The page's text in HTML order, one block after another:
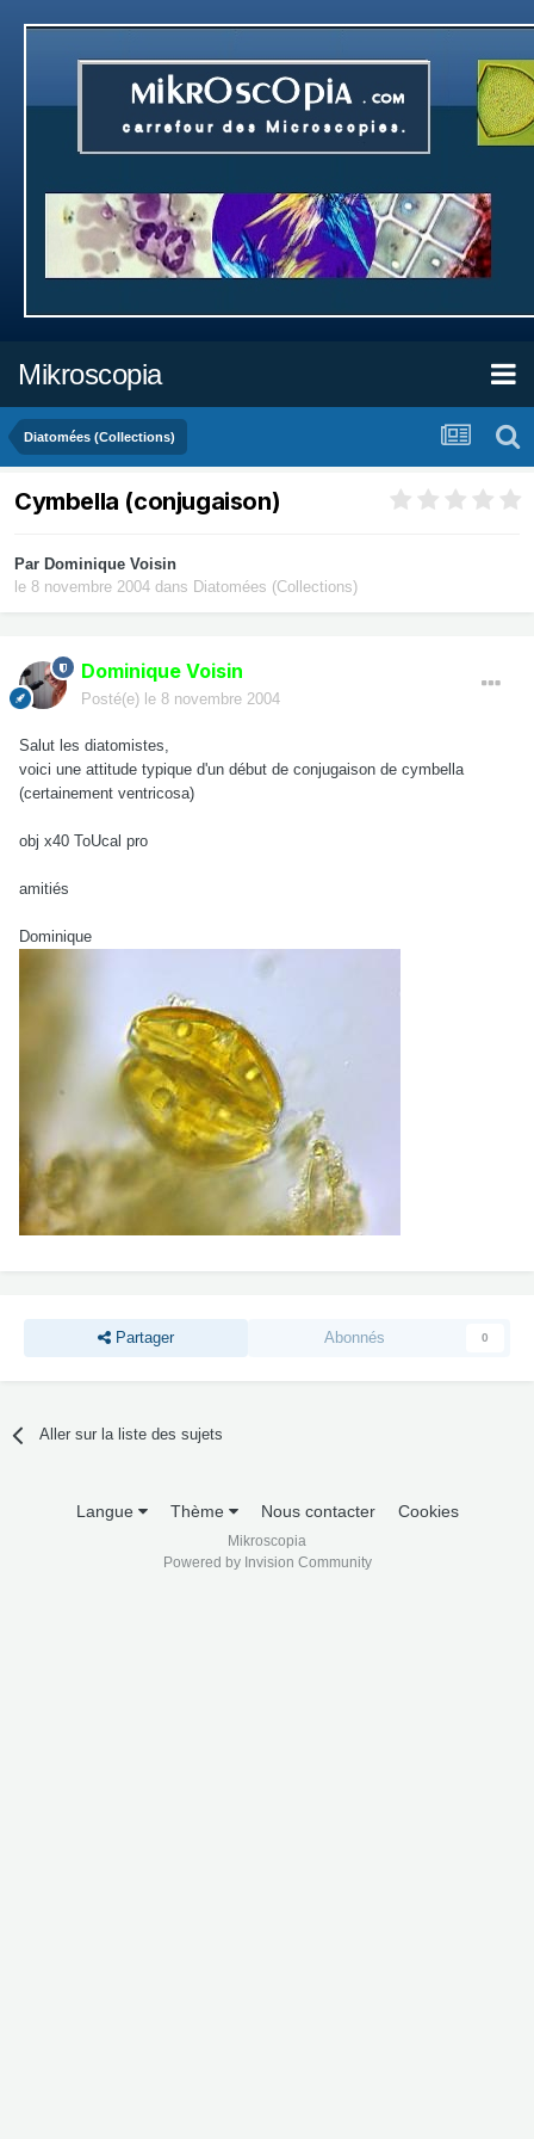
Mikroscopia
Diatomées (Collections)
Cymbella (conjugaison)
Par Dominique Voisin
le 8 novembre 2004 dans Diatomées (Collections)
Dominique Voisin
Posté(e) le 8 novembre 2004
Salut les diatomistes,
voici une attitude typique d'un début de conjugaison de cymbella
(certainement ventricosa)
obj x40 ToUcal pro
amitiés
Dominique
Partager Abonnés 0
Aller sur la liste des sujets
Langue Thème Nous contacter Cookies
Mikroscopia
Powered by Invision Community